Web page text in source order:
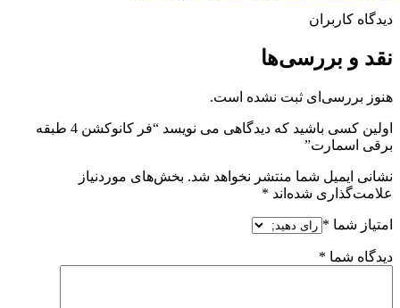
دیدگاه کاربران
نقد و بررسی‌ها
هنوز بررسی‌ای ثبت نشده است.
اولین کسی باشید که دیدگاهی می نویسد “فر کانوکشن 4 طبقه
برقی اسمارت”
نشانی ایمیل شما منتشر نخواهد شد. بخش‌های موردنیاز
علامت‌گذاری شده‌اند *
امتیاز شما *
دیدگاه شما *